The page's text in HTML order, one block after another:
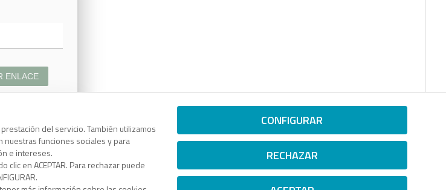
del servicio. También utilizamos
nuestras funciones sociales y para
e intereses.
en ACEPTAR. Para rechazar puede
CONFIGURAR
RECHAZAR
ENLACE